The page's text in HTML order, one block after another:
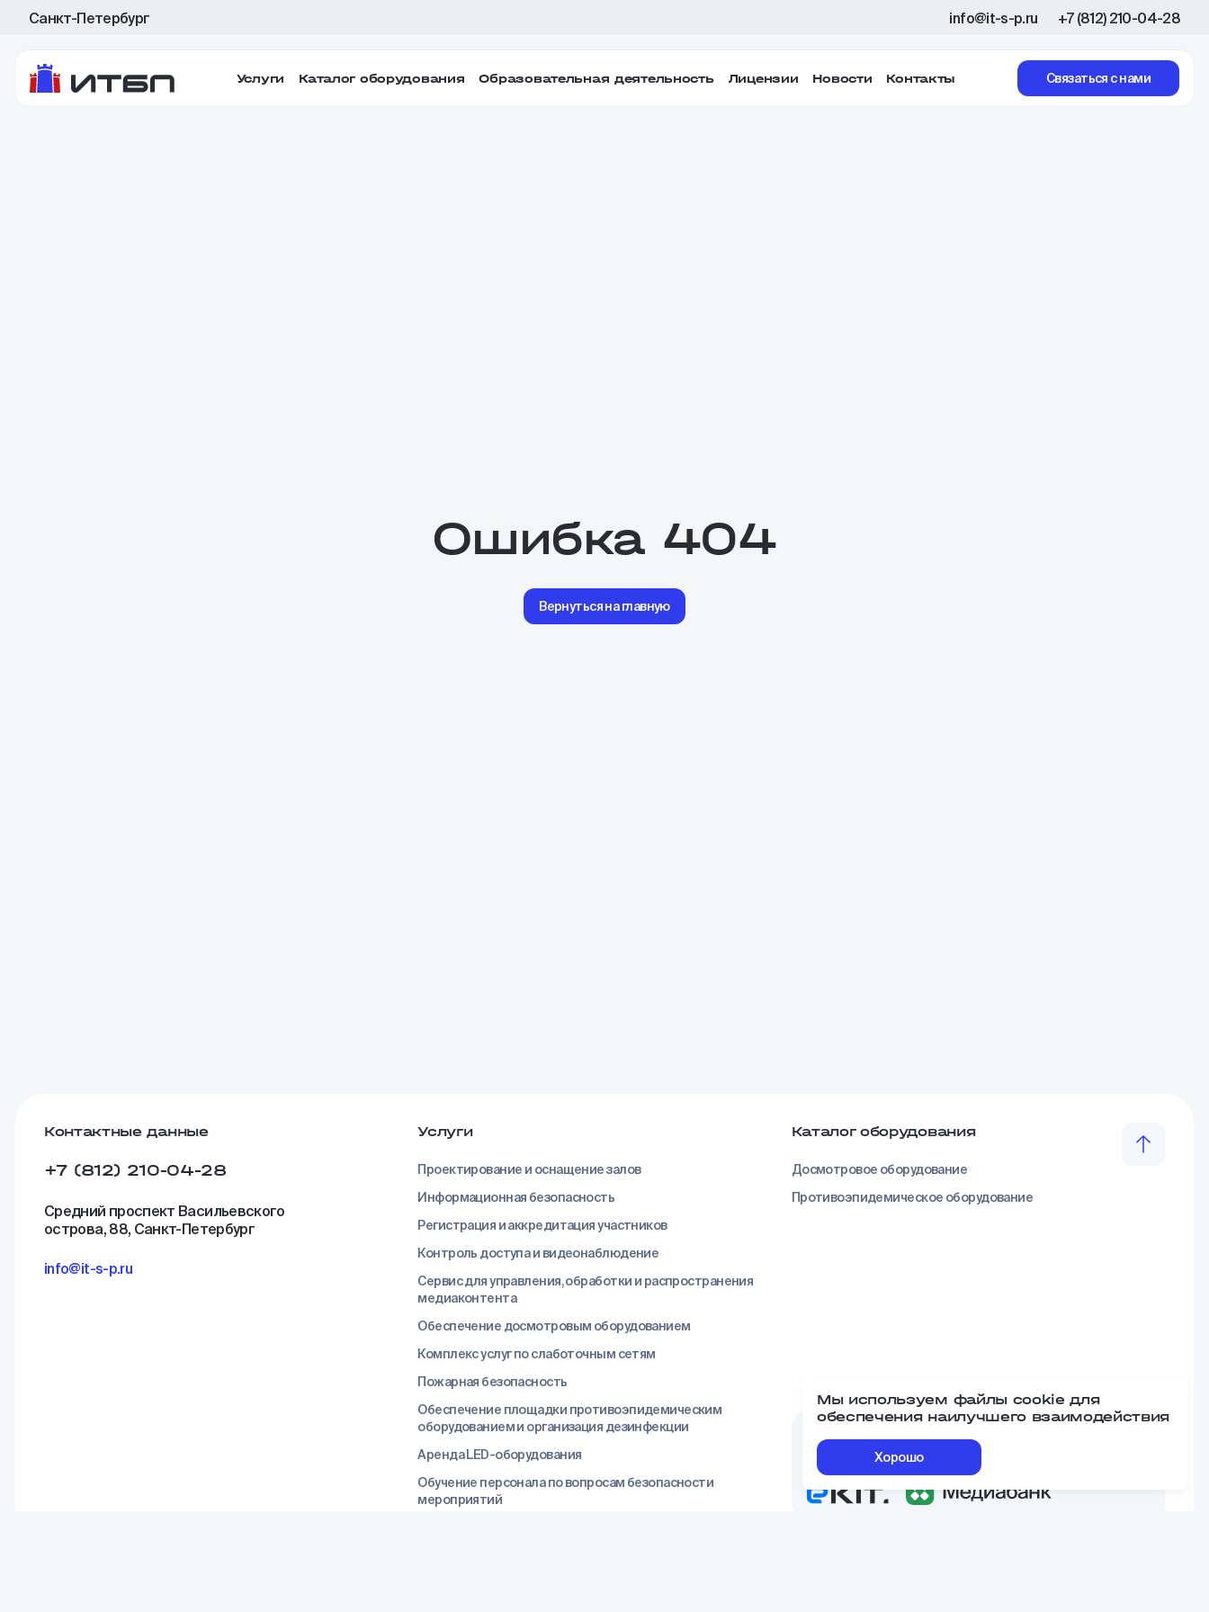
Санкт-Петербург info@it-s-p.ru +7 (812) 210-04-28
Услуги Каталог оборудования Образовательная деятельность Лицензии Новости Контакты Связаться с нами
Ошибка 404
Вернуться на главную
Контактные данные
+7 (812) 210-04-28
Средний проспект Васильевского
острова, 88, Санкт-Петербург
info@it-s-p.ru
Услуги
Проектирование и оснащение залов
Информационная безопасность
Регистрация и аккредитация участников
Контроль доступа и видеонаблюдение
Сервис для управления, обработки и распространения
медиаконтента
Обеспечение досмотровым оборудованием
Комплекс услуг по слаботочным сетям
Пожарная безопасность
Обеспечение площадки противоэпидемическим
оборудованием и организация дезинфекции
Аренда LED-оборудования
Обучение персонала по вопросам безопасности
мероприятий
Каталог оборудования
Досмотровое оборудование
Противоэпидемическое оборудование
Мы используем файлы cookie для
обеспечения наилучшего взаимодействия
Хорошо